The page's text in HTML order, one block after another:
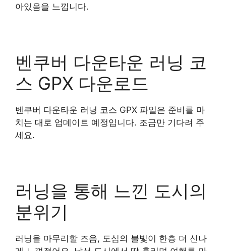
아있음을 느낍니다.
벤쿠버 다운타운 러닝 코
스 GPX 다운로드
벤쿠버 다운타운 러닝 코스 GPX 파일은 준비를 마
치는 대로 업데이트 예정입니다. 조금만 기다려 주
세요.
러닝을 통해 느낀 도시의
분위기
러닝을 마무리할 즈음, 도심의 불빛이 한층 더 신나